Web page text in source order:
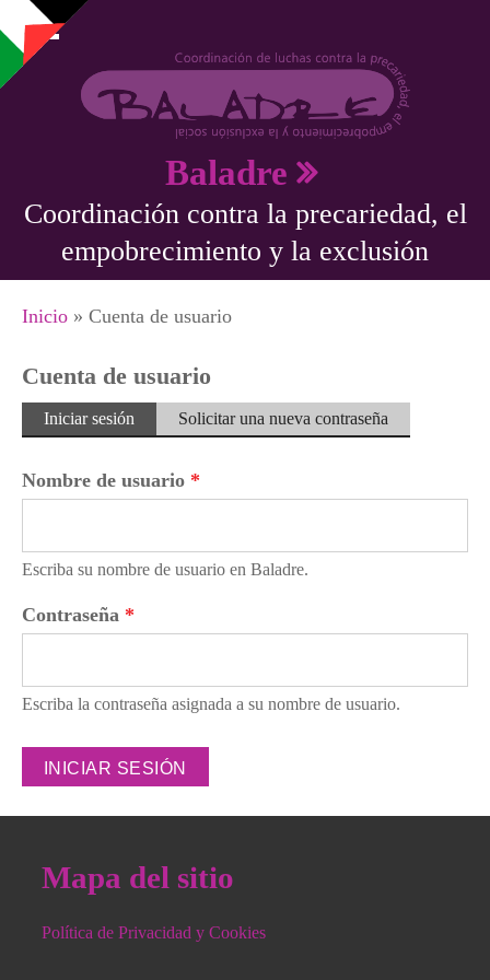
Pasar al contenido principal
Baladre
Coordinación contra la precariedad, el
empobrecimiento y la exclusión
Se encuentra usted aquí
Inicio » Cuenta de usuario
Cuenta de usuario
Solapas principales
Iniciar sesión (solapaSolicitar una nueva contraseña
Nombre de usuario *
Escriba su nombre de usuario en Baladre.
Contraseña *
Escriba la contraseña asignada a su nombre de usuario.
Mapa del sitio
Política de Privacidad y Cookies